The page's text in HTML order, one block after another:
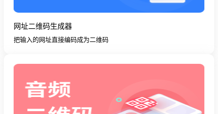
网址二维码生成器
把输入的网址直接编码成为二维码